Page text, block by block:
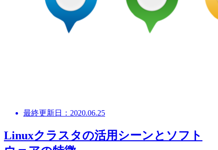
最終更新日：2020.06.25
Linuxクラスタの活用シーンとソフト